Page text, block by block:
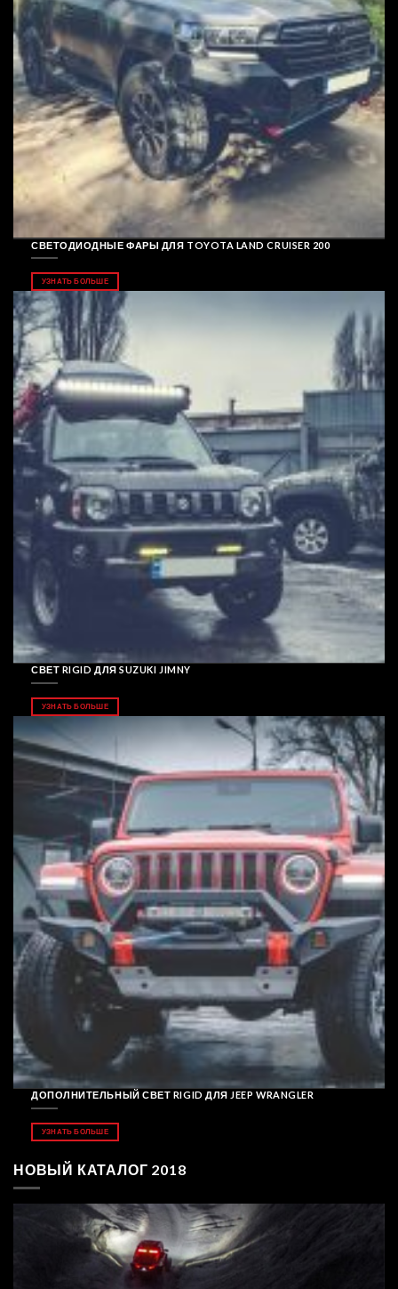
СВЕТОДИОДНЫЕ ФАРЫ ДЛЯ TOYOTA LAND CRUISER 200
УЗНАТЬ БОЛЬШЕ
СВЕТ RIGID ДЛЯ SUZUKI JIMNY
УЗНАТЬ БОЛЬШЕ
ДОПОЛНИТЕЛЬНЫЙ СВЕТ RIGID ДЛЯ JEEP WRANGLER
УЗНАТЬ БОЛЬШЕ
НОВЫЙ КАТАЛОГ 2018